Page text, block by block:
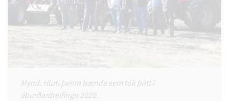
Mynd: Hluti þeirra bænda sem tók þátt í
áburðardreifingu 2020.